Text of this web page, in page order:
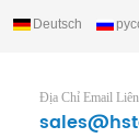
Deutsch
Địa Chỉ Email